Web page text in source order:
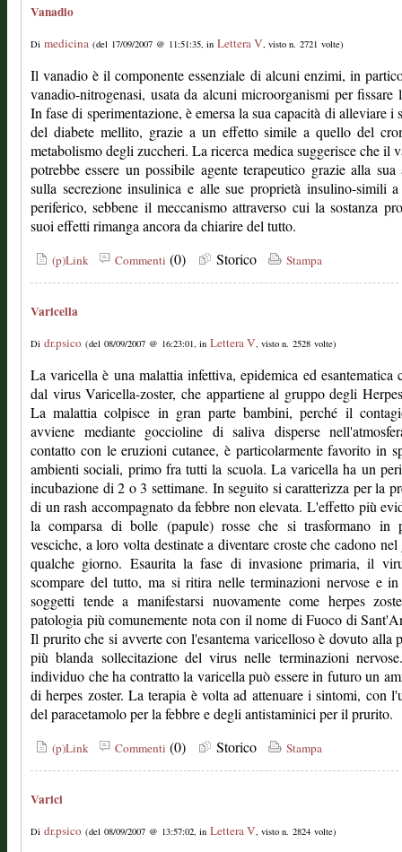
Vanadio
Di medicina (del 17/09/2007 @ 11:51:35, in Lettera V, visto n. 2721 volte)
Il vanadio è il componente essenziale di alcuni enzimi, in
vanadio-nitrogenasi, usata da alcuni microorganismi per fissare
In fase di sperimentazione, è emersa la sua capacità di alleviare i
del diabete mellito, grazie a un effetto simile a quello del
metabolismo degli zuccheri. La ricerca medica suggerisce che il
potrebbe essere un possibile agente terapeutico grazie alla sua
sulla secrezione insulinica e alle sue proprietà insulino-simili
periferico, sebbene il meccanismo attraverso cui la sostanza
suoi effetti rimanga ancora da chiarire del tutto.
(p)Link Commenti (0) Storico Stampa
Varicella
Di dr.psico (del 08/09/2007 @ 16:23:01, in Lettera V, visto n. 2528 volte)
La varicella è una malattia infettiva, epidemica ed esantematica
dal virus Varicella-zoster, che appartiene al gruppo degli
La malattia colpisce in gran parte bambini, perché il
avviene mediante goccioline di saliva disperse
contatto con le eruzioni cutanee, è particolarmente favorito in
ambienti sociali, primo fra tutti la scuola. La varicella ha un
incubazione di 2 o 3 settimane. In seguito si caratterizza per la
di un rash accompagnato da febbre non elevata. L'effetto più
la comparsa di bolle (papule) rosse che si trasformano in
vesciche, a loro volta destinate a diventare croste che cadono
qualche giorno. Esaurita la fase di invasione primaria, il
scompare del tutto, ma si ritira nelle terminazioni nervose e
soggetti tende a manifestarsi nuovamente come herpes
patologia più comunemente nota con il nome di Fuoco di
Il prurito che si avverte con l'esantema varicelloso è dovuto alla
più blanda sollecitazione del virus nelle terminazioni
individuo che ha contratto la varicella può essere in futuro un
di herpes zoster. La terapia è volta ad attenuare i sintomi, con
del paracetamolo per la febbre e degli antistaminici per il prurito.
(p)Link Commenti (0) Storico Stampa
Varici
Di dr.psico (del 08/09/2007 @ 13:57:02, in Lettera V, visto n. 2824 volte)